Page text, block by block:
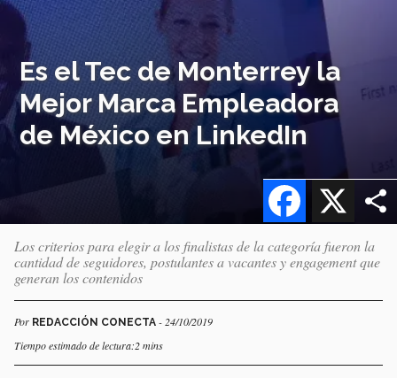
Es el Tec de Monterrey la
Mejor Marca Empleadora
de México en LinkedIn
X
Facebook
Los criterios para elegir a los finalistas de la categoría fueron la
cantidad de seguidores, postulantes a vacantes y engagement que
generan los contenidos
Por REDACCIÓN CONECTA - 24/10/2019
Tiempo estimado de lectura:2 mins